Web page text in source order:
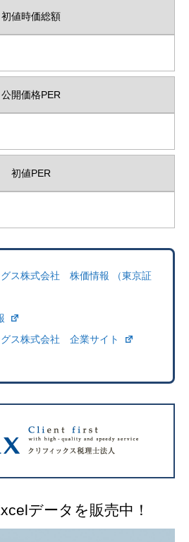
初値時価総額
公開価格PER
初値PER
グス株式会社 株価情報 （東京証
ス株式会社 企業サイト
データを販売中！